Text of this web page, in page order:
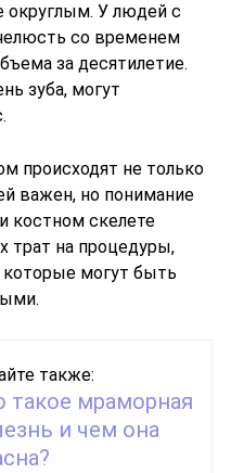
округлым. У людей с
со временем
за десятилетие.
зуба, могут
происходят не только
важен, но понимание
костном скелете
трат на процедуры,
которые могут быть
также:
такое мраморная
и чем она